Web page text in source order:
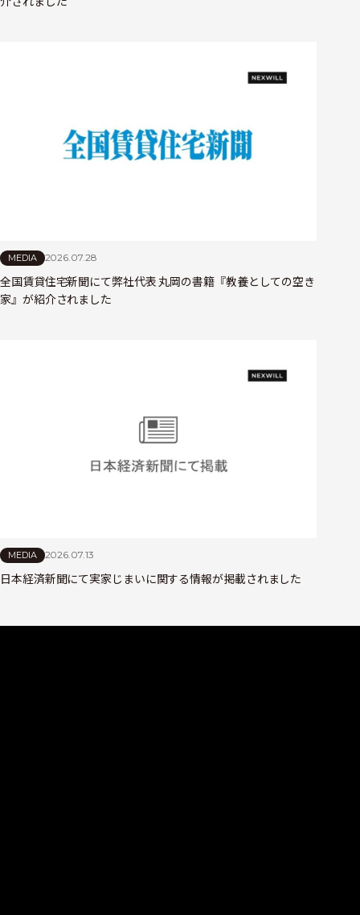
MEDIA 2026.07.28
全国賃貸住宅新聞にて弊社代表 丸岡の書籍『教養としての空き
家』が紹介されました
MEDIA 2026.07.13
日本経済新聞にて実家じまいに関する情報が掲載されました